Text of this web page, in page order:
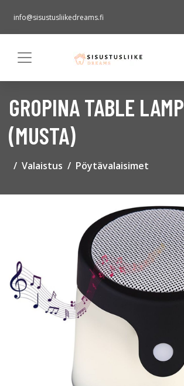
info@sisustusliikedreams.fi
GROPINA TABLE LAMP
(MUSTA)
Valaistus Pöytävalaisimet